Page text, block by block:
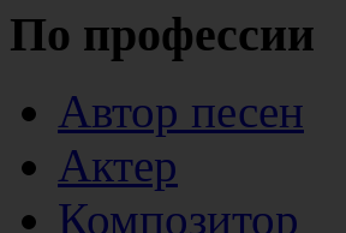
По профессии
Автор песен
Актер
Композитор